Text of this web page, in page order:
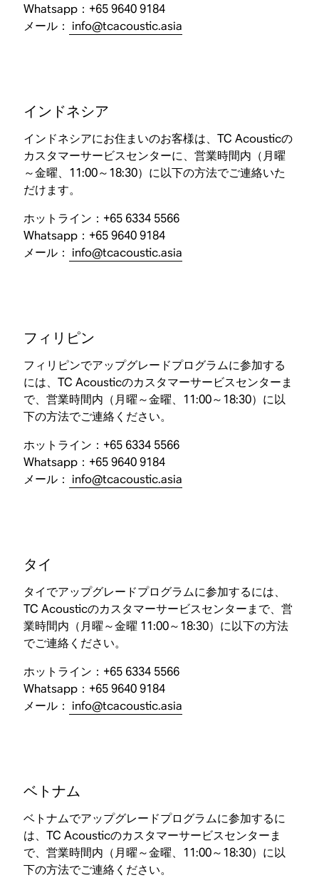
Whatsapp：+65 9640 9184
メール： info@tcacoustic.asia
インドネシア
インドネシアにお住まいのお客様は、TC Acousticの
カスタマーサービスセンターに、営業時間内（月曜
～金曜、11:00～18:30）に以下の方法でご連絡いた
だけます。
ホットライン：+65 6334 5566
Whatsapp：+65 9640 9184
メール： info@tcacoustic.asia
フィリピン
フィリピンでアップグレードプログラムに参加する
には、TC Acousticのカスタマーサービスセンターま
で、営業時間内（月曜～金曜、11:00～18:30）に以
下の方法でご連絡ください。
ホットライン：+65 6334 5566
Whatsapp：+65 9640 9184
メール： info@tcacoustic.asia
タイ
タイでアップグレードプログラムに参加するには、
TC Acousticのカスタマーサービスセンターまで、営
業時間内（月曜～金曜 11:00～18:30）に以下の方法
でご連絡ください。
ホットライン：+65 6334 5566
Whatsapp：+65 9640 9184
メール： info@tcacoustic.asia
ベトナム
ベトナムでアップグレードプログラムに参加するに
は、TC Acousticのカスタマーサービスセンターま
で、営業時間内（月曜～金曜、11:00～18:30）に以
下の方法でご連絡ください。